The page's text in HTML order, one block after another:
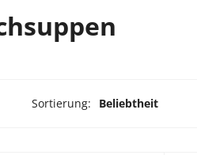
Sortierung: Beliebtheit